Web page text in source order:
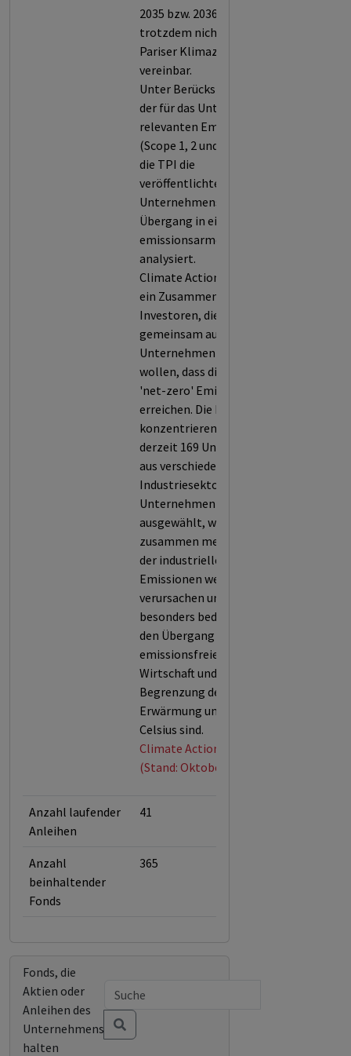
2035 bzw. 2036-2050) sind
trotzdem nicht mit dem
Pariser Klimaziel
vereinbar.
Unter Berücksichtigung
der für das Unternehmen
relevanten Emissionen
(Scope 1, 2 und/oder 3) hat
die TPI die
veröffentlichten Pläne des
Unternehmens für einen
Übergang in eine
emissionsarme Wirtschaft
analysiert.
Climate Action 100+ ist
ein Zusammenschluss von
Investoren, die
gemeinsam auf
Unternehmen einwirken
wollen, dass diese bis 2050
'net-zero' Emissionen
erreichen. Die Investoren
konzentrieren sich auf
derzeit 169 Unternehmen
aus verschiedenen
Industriesektoren. Die
Unternehmen wurden
ausgewählt, weil sie
zusammen mehr als 80%
der industriellen
Emissionen weltweit
verursachen und daher
besonders bedeutsam für
den Übergang zu einer
emissionsfreien
Wirtschaft und der
Begrenzung der globalen
Erwärmung um 1,5 Grad
Celsius sind.
Climate Action 100+
(Stand: Oktober 2025)
Anzahl laufender
Anleihen
41
Anzahl
beinhaltender
Fonds
365
Fonds, die
Aktien oder
Anleihen des
Unternehmens
halten